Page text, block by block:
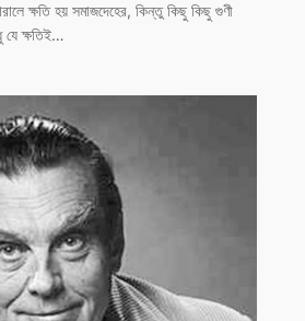
ক্ষতি হয় সমাজদেহের, কিন্তু কিছু কিছু গুণী
যে ক্ষতিই…